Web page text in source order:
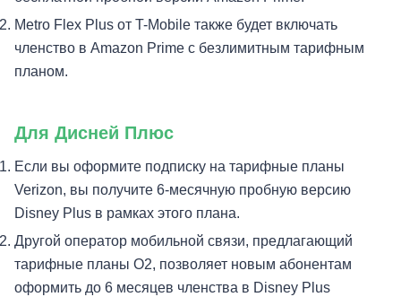
Metro Flex Plus от T-Mobile также будет включать
членство в Amazon Prime с безлимитным тарифным
планом.
Для Дисней Плюс
Если вы оформите подписку на тарифные планы
Verizon, вы получите 6-месячную пробную версию
Disney Plus в рамках этого плана.
Другой оператор мобильной связи, предлагающий
тарифные планы O2, позволяет новым абонентам
оформить до 6 месяцев членства в Disney Plus